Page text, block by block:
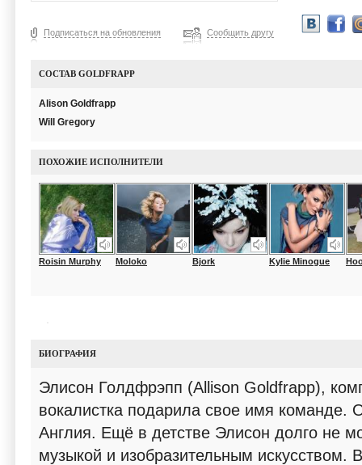
Подписаться на обновления Сообщить другу
СОСТАВ GOLDFRAPP
Alison Goldfrapp
Will Gregory
ПОХОЖИЕ ИСПОЛНИТЕЛИ
Roisin Murphy Moloko Bjork Kylie Minogue
БИОГРАФИЯ
Элисон Голдфрэпп (Allison Goldfrapp),
вокалистка подарила свое имя команде.
Англия. Ещё в детстве Элисон долго не
музыкой и изобразительным искусством.